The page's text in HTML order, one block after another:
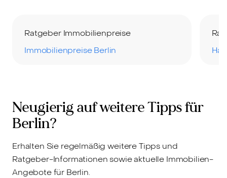
Ratgeber Immobilienpreise
Immobilienpreise Berlin
Neugierig auf weitere Tipps für
Berlin?
Erhalten Sie regelmäßig weitere Tipps und
Ratgeber-Informationen sowie aktuelle Immobilien-
Angebote für Berlin.